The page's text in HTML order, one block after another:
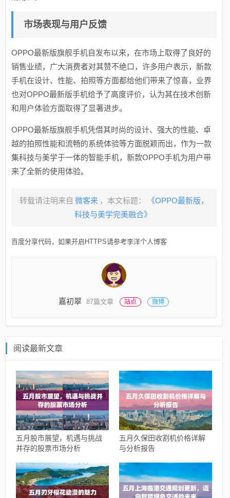
市场表现与用户反馈
OPPO最新版旗舰手机自发布以来，在市场上取得了良好的
销售业绩，广大消费者对其赞不绝口，许多用户表示，新款
手机在设计、性能、拍照等方面都给他们带来了惊喜，业界
也对OPPO最新版手机给予了高度评价，认为其在技术创新
和用户体验方面取得了显著进步。
OPPO最新版旗舰手机凭借其时尚的设计、强大的性能、卓
越的拍照性能和流畅的系统体验等方面脱颖而出，作为一款
集科技与美学于一体的智能手机，新款OPPO手机为用户带
来了全新的使用体验。
转载请注明来自 微客来 ，本文标题：
《OPPO最新版，
科技与美学完美融合》
百度分享代码，如果开启HTTPS请参考李洋个人博客
嘉初翠 87篇文章 站点 微博
阅读最新文章
五月股市展望，机遇与挑战
并存的股票市场分析
五月久保田收割机价格详解
与分析报告